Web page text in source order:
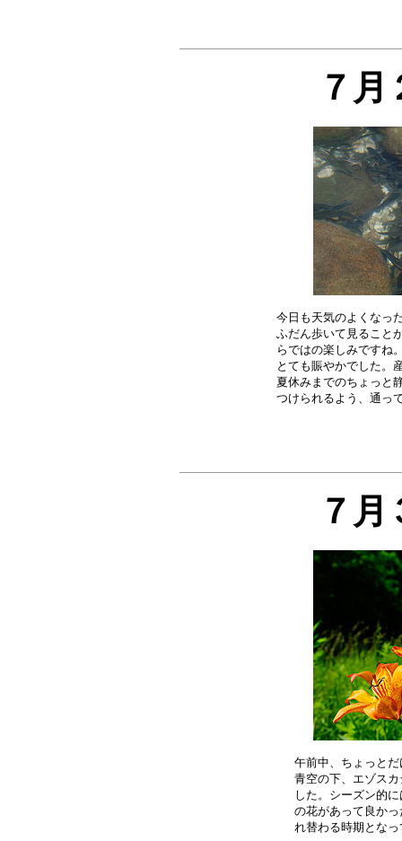
７
今日も天気のよくなっ
ふだん歩いて見ること
らではの楽しみですね
とても賑やかでした
夏休みまでのちょっと
７
午前中、ちょっと
青空の下、エゾス
した。シーズン的
の花があって良か